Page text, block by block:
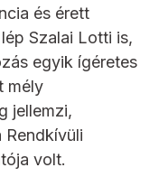
és érett
Szalai Lotti is,
egyik ígéretes
mély
jellemzi,
Rendkívüli
volt.